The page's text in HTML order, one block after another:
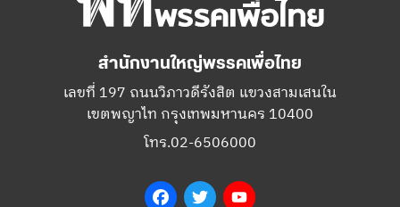
สำนักงานใหญ่พรรคเพื่อไทย
เลขที่ 197 ถนนวิภาวดีรังสิต แขวงสามเสนใน
เขตพญาไท กรุงเทพมหานคร 10400
โทร.02-6506000
FacebookTwitter